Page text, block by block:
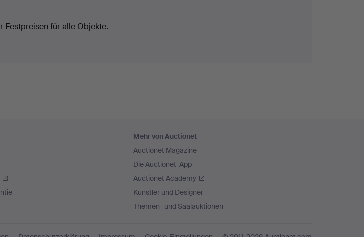
Festpreisen für alle Objekte.
Mehr von Auctionet
Auctionet Magazine
Die Auctionet-App
Auctionet Academy
Künstler und Designer
Themen- und Saalauktionen